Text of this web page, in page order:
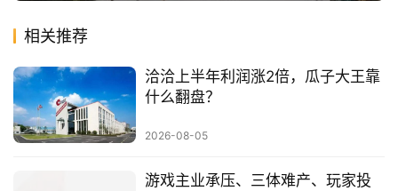
相关推荐
洽洽上半年利润涨2倍，瓜子大王靠
什么翻盘？
2026-08-05
游戏主业承压、三体难产、玩家投